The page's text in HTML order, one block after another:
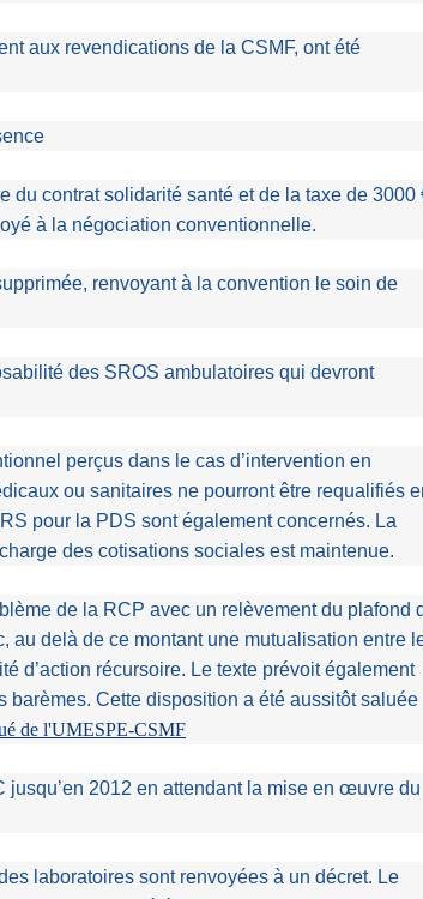
aux revendications de la CSMF, ont été
du contrat solidarité santé et de la taxe de 3000
à la négociation conventionnelle.
renvoyant à la convention le soin de
des SROS ambulatoires qui devront
perçus dans le cas d’intervention en
ou sanitaires ne pourront être requalifiés
pour la PDS sont également concernés. La
des cotisations sociales est maintenue.
de la RCP avec un relèvement du plafond
au delà de ce montant une mutualisation entre
d’action récursoire. Le texte prévoit également
barèmes. Cette disposition a été aussitôt saluée
de l'UMESPE-CSMF
jusqu’en 2012 en attendant la mise en œuvre du
laboratoires sont renvoyées à un décret. Le